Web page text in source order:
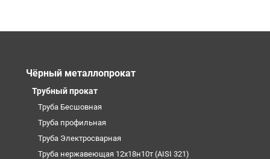
Чёрный металлопрокат
Трубный прокат
Труба Бесшовная
Труба профильная
Труба Электросварная
Труба нержавеющая 12х18н10т (AISI 321)